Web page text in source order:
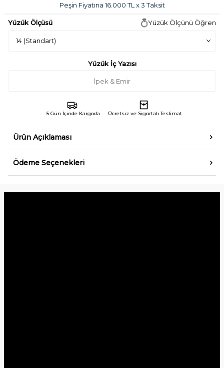
Peşin Fiyatına 16.000 TL x 3 Taksit
Yüzük Ölçüsü Yüzük Ölçünü Öğren
Yüzük İç Yazısı
5 Gün İçinde Kargoda Ücretsiz ve Sigortalı Teslimat
Ürün Açıklaması
Ödeme Seçenekleri